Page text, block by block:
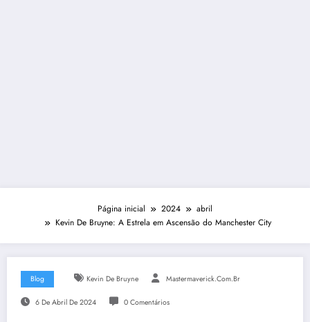
Página inicial 2024
abril
Kevin De Bruyne: A Estrela em Ascensão do Manchester City
Blog Kevin De Bruyne Mastermaverick.com.br
6 De Abril De 2024 0 Comentários